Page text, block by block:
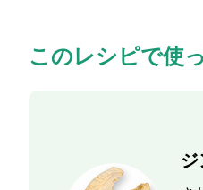
このレシピで使